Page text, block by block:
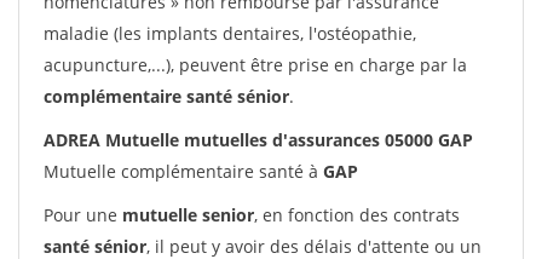
maladie (les implants dentaires, l'ostéopathie,
acupuncture,...), peuvent être prise en charge par la
complémentaire santé sénior.
ADREA Mutuelle mutuelles d'assurances 05000 GAP
Mutuelle complémentaire santé à GAP
Pour une mutuelle senior, en fonction des contrats
santé sénior, il peut y avoir des délais d'attente ou un